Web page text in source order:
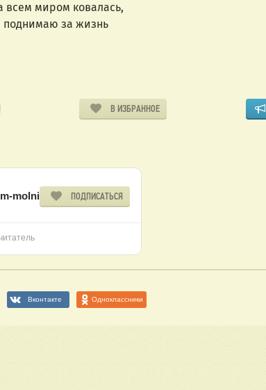
всем миром ковалась,
поднимаю за жизнь
В ИЗБРАННОЕ
molni ПОДПИСАТЬСЯ
Вконтакте Одноклассники